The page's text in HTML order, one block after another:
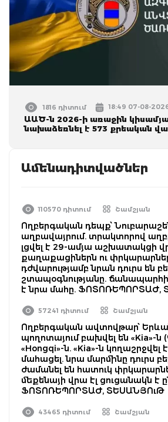
1816 դիտում 18:49 07-08-
ԱԱԾ-ն 2026-ի առաջին
նախաձեռնել է 573 քրեական
Ամենադիտվածներ
110570 դիտում Շամշյան
Ողբերգական դեպք՝
աղբավայրում. տրակտորով
լցվել է 29-ամյա աշխատակցի
քաղաքացիներն ու
դժվարությամբ նրան դուրս են
շտապօգնությանը.
է նրա մահը. ՖՈՏՈՌԵՊՈՐՏԱԺ,
57241 դիտում Շամշյան
Ողբերգական ավտովթար՝
պողոտայում բախվել են «Kia»-ն
«Hongqi»-ն. «Kia»-ն կողաշրջվել
մահացել. նրա մարմինը դուրս
ժամանել են հատուկ
մեքենայի վրա էլ ցուցանակն է
ՖՈՏՈՌԵՊՈՐՏԱԺ, ՏԵՍԱՆՅՈւԹ
43465 դիտում Շամշյան